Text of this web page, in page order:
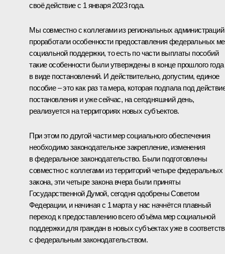
своё действие с 1 января 2023 года.
Мы совместно с коллегами из региональных администраций
проработали особенности предоставления федеральных
социальной поддержки, то есть по части выплаты пособий
такие особенности были утверждены в конце прошлого года
в виде постановлений. И действительно, допустим, единое
пособие – это как раз та мера, которая подпала под
постановления и уже сейчас, на сегодняшний день,
реализуется на территориях новых субъектов.
При этом по другой части мер социального обеспечения
необходимо законодательное закрепление, изменения
в федеральное законодательство. Были подготовлены
совместно с коллегами из территорий четыре федеральных
закона, эти четыре закона вчера были приняты
Государственной Думой, сегодня одобрены Советом
Федерации, и начиная с 1 марта у нас начнётся плавный
переход к предоставлению всего объёма мер социальной
поддержки для граждан в новых субъектах уже в
с федеральным законодательством.